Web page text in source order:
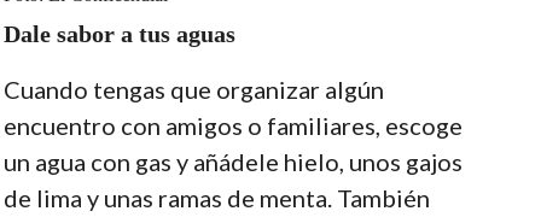
Dale sabor a tus aguas
Cuando tengas que organizar algún
encuentro con amigos o familiares, escoge
un agua con gas y añádele hielo, unos gajos
de lima y unas ramas de menta. También